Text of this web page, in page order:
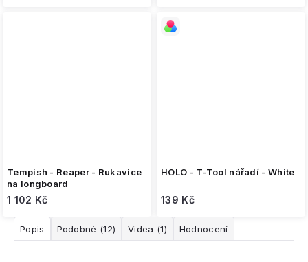
Tempish - Reaper - Rukavice
na longboard
1 102 Kč
HOLO - T-Tool nářadí - White
139 Kč
Popis Podobné (12) Videa (1) Hodnocení